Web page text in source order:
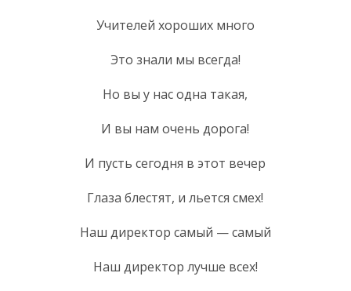
Учителей хороших много
Это знали мы всегда!
Но вы у нас одна такая,
И вы нам очень дорога!
И пусть сегодня в этот вечер
Глаза блестят, и льется смех!
Наш директор самый — самый
Наш директор лучше всех!